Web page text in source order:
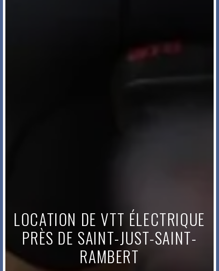
LOCATION DE VTT ÉLECTRIQUE
PRÈS DE SAINT-JUST-SAINT-
RAMBERT